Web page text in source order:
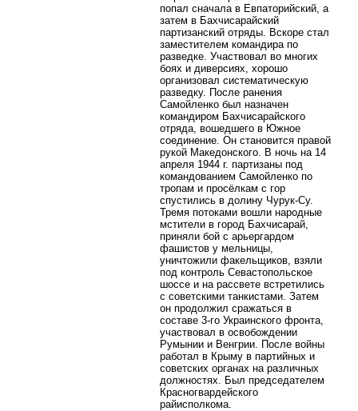
попал сначала в Евпаторийский, а
затем в Бахчисарайский
партизанский отряды. Вскоре стал
заместителем командира по
разведке. Участвовал во многих
боях и диверсиях, хорошо
организовал систематическую
разведку. После ранения
Самойленко был назначен
командиром Бахчисарайского
отряда, вошедшего в Южное
соединение. Он становится правой
рукой Македонского. В ночь на 14
апреля 1944 г. партизаны под
командованием Самойленко по
тропам и просёлкам с гор
спустились в долину Чурук-Су.
Тремя потоками вошли народные
мстители в город Бахчисарай,
приняли бой с арьергардом
фашистов у мельницы,
уничтожили факельщиков, взяли
под контроль Севастопольское
шоссе и на рассвете встретились
с советскими танкистами. Затем
он продолжил сражаться в
составе 3-го Украинского фронта,
участвовал в освобождении
Румынии и Венгрии. После войны
работал в Крыму в партийных и
советских органах на различных
должностях. Был председателем
Красногвардейского
райисполкома.